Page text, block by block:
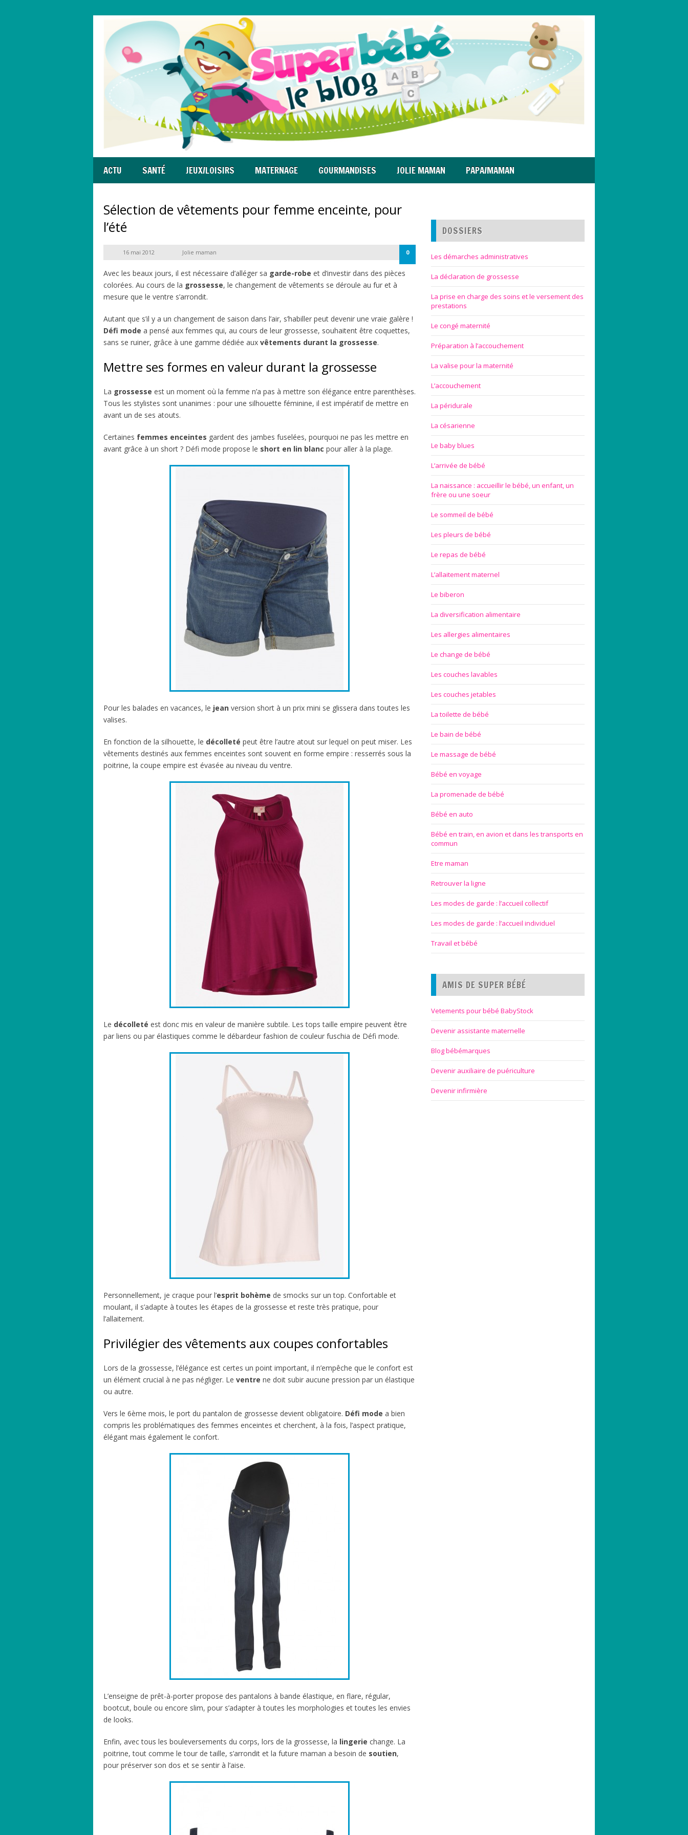
ACTU SANTÉ JEUX/LOISIRS MATERNAGE GOURMANDISES JOLIE MAMAN PAPA/MAMAN
Sélection de vêtements pour femme enceinte, pour
l’été
16 mai 2012 Jolie maman 0
Avec les beaux jours, il est nécessaire d’alléger sa garde-robe et d’investir dans des pièces
colorées. Au cours de la grossesse, le changement de vêtements se déroule au fur et à
mesure que le ventre s’arrondit.
Autant que s’il y a un changement de saison dans l’air, s’habiller peut devenir une vraie galère !
Défi mode a pensé aux femmes qui, au cours de leur grossesse, souhaitent être coquettes,
sans se ruiner, grâce à une gamme dédiée aux vêtements durant la grossesse.
Mettre ses formes en valeur durant la grossesse
La grossesse est un moment où la femme n’a pas à mettre son élégance entre parenthèses.
Tous les stylistes sont unanimes : pour une silhouette féminine, il est impératif de mettre en
avant un de ses atouts.
Certaines femmes enceintes gardent des jambes fuselées, pourquoi ne pas les mettre en
avant grâce à un short ? Défi mode propose le short en lin blanc pour aller à la plage.
Pour les balades en vacances, le jean version short à un prix mini se glissera dans toutes les
valises.
En fonction de la silhouette, le décolleté peut être l’autre atout sur lequel on peut miser. Les
vêtements destinés aux femmes enceintes sont souvent en forme empire : resserrés sous la
poitrine, la coupe empire est évasée au niveau du ventre.
Le décolleté est donc mis en valeur de manière subtile. Les tops taille empire peuvent être
par liens ou par élastiques comme le débardeur fashion de couleur fuschia de Défi mode.
Personnellement, je craque pour l’esprit bohème de smocks sur un top. Confortable et
moulant, il s’adapte à toutes les étapes de la grossesse et reste très pratique, pour
l’allaitement.
Privilégier des vêtements aux coupes confortables
Lors de la grossesse, l’élégance est certes un point important, il n’empêche que le confort est
un élément crucial à ne pas négliger. Le ventre ne doit subir aucune pression par un élastique
ou autre.
Vers le 6ème mois, le port du pantalon de grossesse devient obligatoire. Défi mode a bien
compris les problématiques des femmes enceintes et cherchent, à la fois, l’aspect pratique,
élégant mais également le confort.
L’enseigne de prêt-à-porter propose des pantalons à bande élastique, en flare, régular,
bootcut, boule ou encore slim, pour s’adapter à toutes les morphologies et toutes les envies
de looks.
Enfin, avec tous les bouleversements du corps, lors de la grossesse, la lingerie change. La
poitrine, tout comme le tour de taille, s’arrondit et la future maman a besoin de soutien,
pour préserver son dos et se sentir à l’aise.
DOSSIERS
Les démarches administratives
La déclaration de grossesse
La prise en charge des soins et le versement des
prestations
Le congé maternité
Préparation à l’accouchement
La valise pour la maternité
L’accouchement
La péridurale
La césarienne
Le baby blues
L’arrivée de bébé
La naissance : accueillir le bébé, un enfant, un
frère ou une soeur
Le sommeil de bébé
Les pleurs de bébé
Le repas de bébé
L’allaitement maternel
Le biberon
La diversification alimentaire
Les allergies alimentaires
Le change de bébé
Les couches lavables
Les couches jetables
La toilette de bébé
Le bain de bébé
Le massage de bébé
Bébé en voyage
La promenade de bébé
Bébé en auto
Bébé en train, en avion et dans les transports en
commun
Etre maman
Retrouver la ligne
Les modes de garde : l’accueil collectif
Les modes de garde : l’accueil individuel
Travail et bébé
AMIS DE SUPER BÉBÉ
Vetements pour bébé BabyStock
Devenir assistante maternelle
Blog bébémarques
Devenir auxiliaire de puériculture
Devenir infirmière